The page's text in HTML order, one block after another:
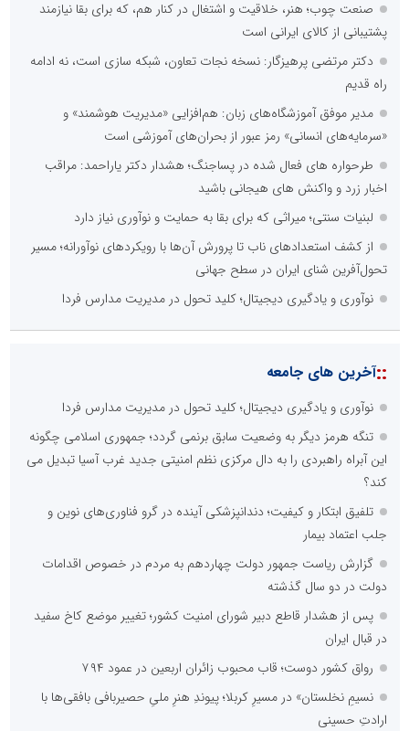
صنعت چوب؛ هنر، خلاقیت و اشتغال در کنار هم، که برای بقا نیازمند
پشتیبانی از کالای ایرانی است
دکتر مرتضی پرهیزگار: نسخه نجات تعاون، شبکه سازی است، نه ادامه
راه قدیم
مدیر موفق آموزشگاه‌های زبان: هم‌افزایی «مدیریت هوشمند» و
«سرمایه‌های انسانی» رمز عبور از بحران‌های آموزشی است
طرحواره های فعال شده در پساجنگ؛ هشدار دکتر یاراحمد: مراقب
اخبار زرد و واکنش های هیجانی باشید
لبنیات سنتی؛ میراثی که برای بقا به حمایت و نوآوری نیاز دارد
از کشف استعدادهای ناب تا پرورش آن‌ها با رویکردهای نوآورانه؛ مسیر
تحول‌آفرین شنای ایران در سطح جهانی
نوآوری و یادگیری دیجیتال؛ کلید تحول در مدیریت مدارس فردا
::آخرین های جامعه
نوآوری و یادگیری دیجیتال؛ کلید تحول در مدیریت مدارس فردا
تنگه هرمز دیگر به وضعیت سابق برنمی گردد؛ جمهوری اسلامی چگونه
این آبراه راهبردی را به دال مرکزی نظم امنیتی جدید غرب آسیا تبدیل می
کند؟
تلفیق ابتکار و کیفیت؛ دندانپزشکی آینده در گرو فناوری‌های نوین و
جلب اعتماد بیمار
گزارش ریاست جمهور دولت چهاردهم به مردم در خصوص اقدامات
دولت در دو سال گذشته
پس از هشدار قاطع دبیر شورای امنیت کشور؛ تغییر موضع کاخ سفید
در قبال ایران
رواق کشور دوست؛ قاب محبوب زائران اربعین در عمود ۷۹۴
نسیمِ نخلستان» در مسیرِ کربلا؛ پیوندِ هنرِ ملیِ حصیربافی بافقی‌ها با
ارادتِ حسینی